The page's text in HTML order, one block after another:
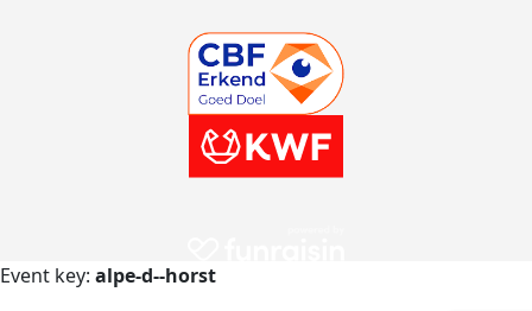
Event key: alpe-d--horst